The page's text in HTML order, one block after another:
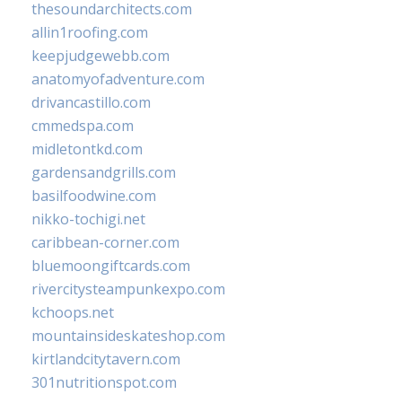
thesoundarchitects.com
allin1roofing.com
keepjudgewebb.com
anatomyofadventure.com
drivancastillo.com
cmmedspa.com
midletontkd.com
gardensandgrills.com
basilfoodwine.com
nikko-tochigi.net
caribbean-corner.com
bluemoongiftcards.com
rivercitysteampunkexpo.com
kchoops.net
mountainsideskateshop.com
kirtlandcitytavern.com
301nutritionspot.com